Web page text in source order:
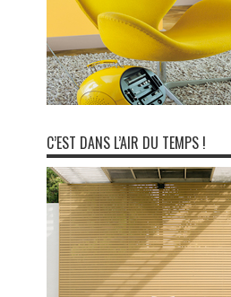
C’EST DANS L’AIR DU TEMPS !